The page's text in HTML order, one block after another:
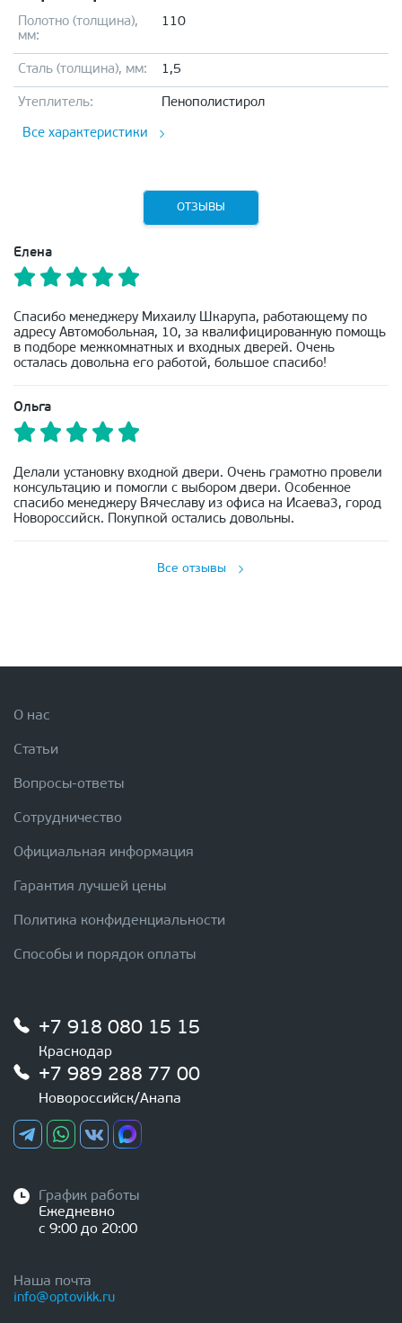
Полотно (толщина),
мм:
110
Сталь (толщина), мм: 1,5
Утеплитель: Пенополистирол
Все характеристики
ОТЗЫВЫ
Елена
Спасибо менеджеру Михаилу Шкарупа, работающему по
адресу Автомобольная, 10, за квалифицированную помощь
в подборе межкомнатных и входных дверей. Очень
осталась довольна его работой, большое спасибо!
Ольга
Делали установку входной двери. Очень грамотно провели
консультацию и помогли с выбором двери. Особенное
спасибо менеджеру Вячеславу из офиса на Исаева3, город
Новороссийск. Покупкой остались довольны.
Все отзывы
О нас
Статьи
Вопросы-ответы
Сотрудничество
Официальная информация
Гарантия лучшей цены
Политика конфиденциальности
Способы и порядок оплаты
+7 918 080 15 15
Краснодар
+7 989 288 77 00
Новороссийск/Анапа
График работы
Ежедневно
с 9:00 до 20:00
Наша почта
info@optovikk.ru